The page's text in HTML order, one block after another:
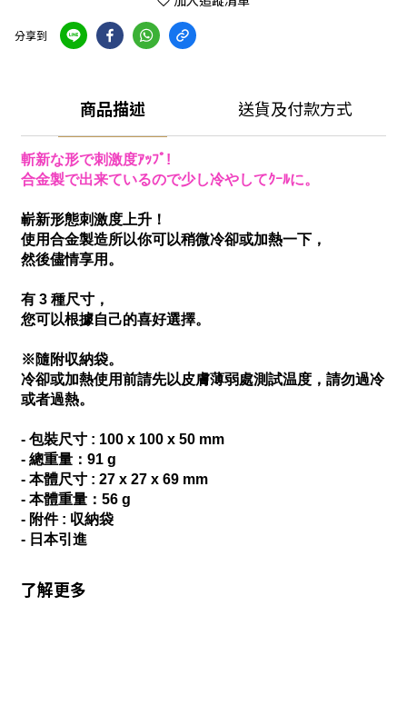
分享到
商品描述 送貨及付款方式
斬新な形で刺激度ｱｯﾌﾟ!
合金製で出来ているので少し冷やしてｸｰﾙに。
嶄新形態刺激度上升！
使用合金製造所以你可以稍微冷卻或加熱一下，
然後儘情享用。
有 3 種尺寸，
您可以根據自己的喜好選擇。
※隨附収納袋。
冷卻或加熱使用前請先以皮膚薄弱處測試温度，請勿過冷
或者過熱。
- 包裝尺寸 : 100 x 100 x 50 mm
- 總重量：91 g
- 本體尺寸 : 27 x 27 x 69 mm
- 本體重量：56 g
- 附件 : 収納袋
- 日本引進
了解更多